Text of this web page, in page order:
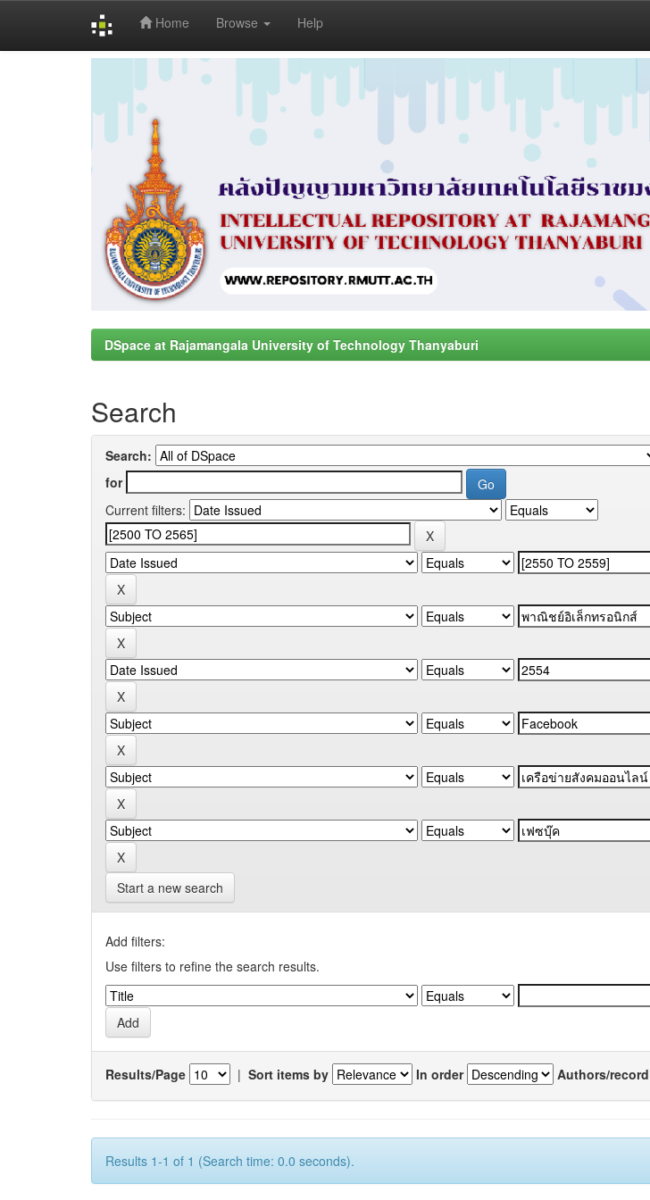
Home Browse Help
DSpace at Rajamangala University of Technology Thanyaburi
Search
Search:
for
Current filters:
Start a new search
Add filters:
Use filters to refine the search results.
Results/Page | Sort items by In order Authors/record
Results 1-1 of 1 (Search time: 0.0 seconds).